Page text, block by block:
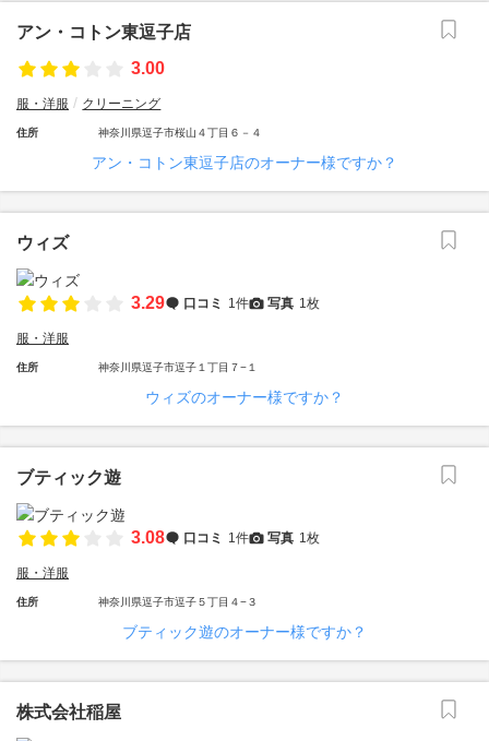
アン・コトン東逗子店
3.00
服・洋服 クリーニング
住所 神奈川県逗子市桜山４丁目６－４
アン・コトン東逗子店のオーナー様ですか？
ウィズ
3.29 口コミ 1件 写真 1枚
服・洋服
住所 神奈川県逗子市逗子１丁目７−１
ウィズのオーナー様ですか？
ブティック遊
3.08 口コミ 1件 写真 1枚
服・洋服
住所 神奈川県逗子市逗子５丁目４−３
ブティック遊のオーナー様ですか？
株式会社稲屋